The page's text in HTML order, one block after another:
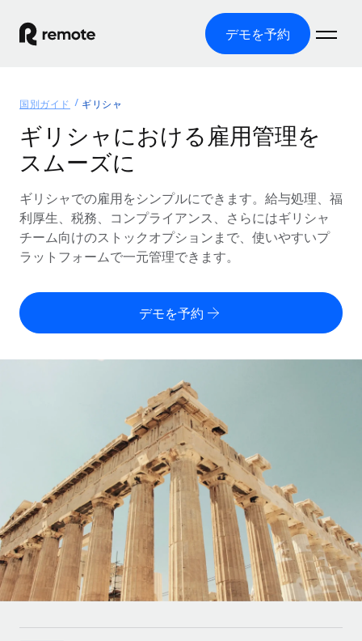
デモを予約
グローバル雇用
グローバル給与処理
コンプライアンス対応の給与処理を手軽に
Employer of Record（EOR）
グローバル展開をコストをかけずに実現
Contractor of Record
世界中の契約社員と法令を遵守して契約
複雑な雇用関連業務を外部委託
インフラ
Remote統合
人事機能をワークフローにシームレスに統合する
プラットフォーム
チームのための人事の基本機能を内蔵
接続 新しい
当社のMCPを使用して、あらゆるAIツールをRemoteに接続
ソリューション
各国の制度に対応
国別ガイド
/国別のグローバル雇用支援を検索する
Remoteを他社と比較
スタートアップ
成長中の企業向けのアジャイルなグローバルHR・給与処理ソ
リューション
ミッドマーケット
カスタマイズされた人事ソリューションでチームを拡大する
企業
大企業向けのグローバルHR
パートナーに登録
リソース
ツールと計算ツール
従業員コスト計算ツール
グローバルな契約社員向けに、通貨オプションと支払スピー
REMOTEで学習
リサーチおよびガイド
活用事例
HR用語集
チェックリストおよびテンプレート
職務内容ライブラリ
価格
English
Español
Italiano
Português (Portugal)
日本語
ログイン
国別ガイド ギリシャ
ギリシャにおける雇用管理を
スムーズに
ギリシャでの雇用をシンプルにできます。給与処理、福
利厚生、税務、コンプライアンス、さらにはギリシャ
チーム向けのストックオプションまで、使いやすいプ
ラットフォームで一元管理できます。
デモを予約